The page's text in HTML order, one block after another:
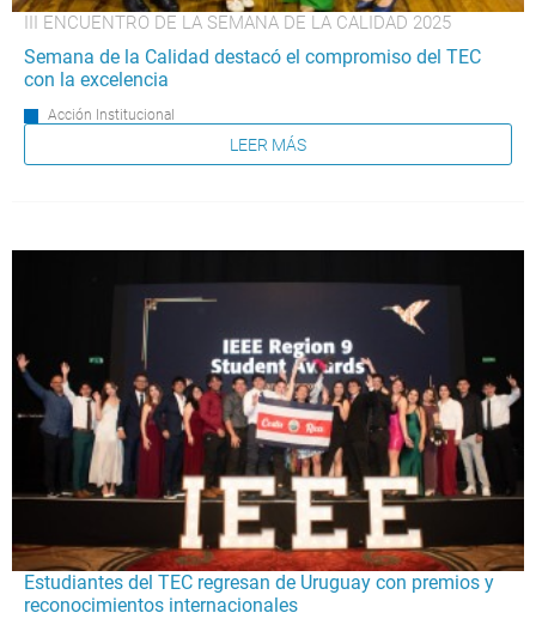
III ENCUENTRO DE LA SEMANA DE LA CALIDAD 2025
Semana de la Calidad destacó el compromiso del TEC
con la excelencia
Acción Institucional
LEER MÁS
Estudiantes del TEC regresan de Uruguay con premios y
reconocimientos internacionales